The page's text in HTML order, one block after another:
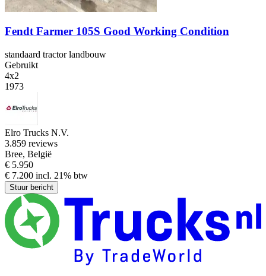
Fendt Farmer 105S Good Working Condition
standaard tractor landbouw
Gebruikt
4x2
1973
Elro Trucks N.V.
3.859 reviews
Bree, België
€ 5.950
€ 7.200 incl. 21% btw
Stuur bericht